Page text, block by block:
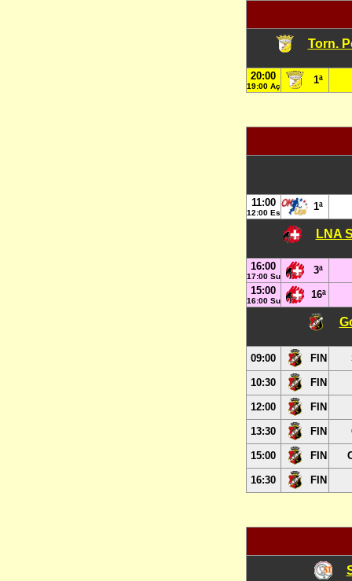
Torn.
20:00
19:00 Aç
1ª
11:00
12:00 Es
1ª
LNA
16:00
17:00 Su
3ª
15:00
16:00 Su
16ª
09:00 FIN
10:30 FIN
12:00 FIN
13:30 FIN
15:00 FIN
16:30 FIN